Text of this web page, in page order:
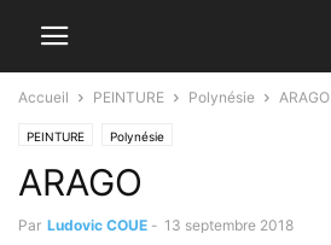
Accueil PEINTURE Polynésie ARAGO
PEINTURE Polynésie
ARAGO
Par Ludovic COUE - 13 septembre 2018